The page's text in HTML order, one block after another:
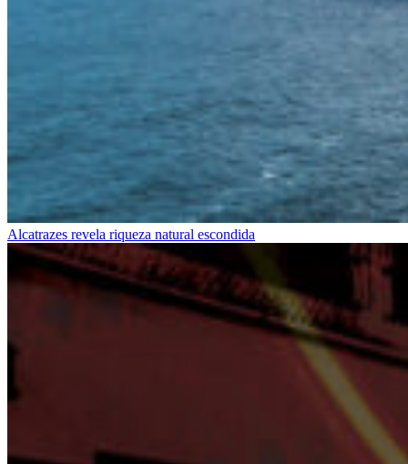
Alcatrazes revela riqueza natural escondida